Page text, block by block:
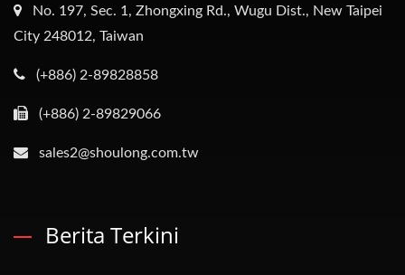
No. 197, Sec. 1, Zhongxing Rd., Wugu Dist., New Taipei
City 248012, Taiwan
(+886) 2-89828858
(+886) 2-89829066
sales2@shoulong.com.tw
Berita Terkini